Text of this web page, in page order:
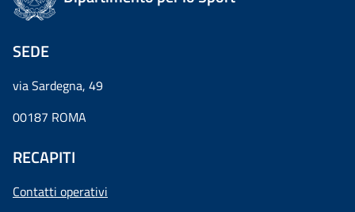
SEDE
via Sardegna, 49
00187 ROMA
RECAPITI
Contatti operativi